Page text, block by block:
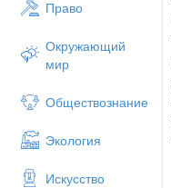
Право
Окружающий
мир
Обществознание
Экология
Искусство